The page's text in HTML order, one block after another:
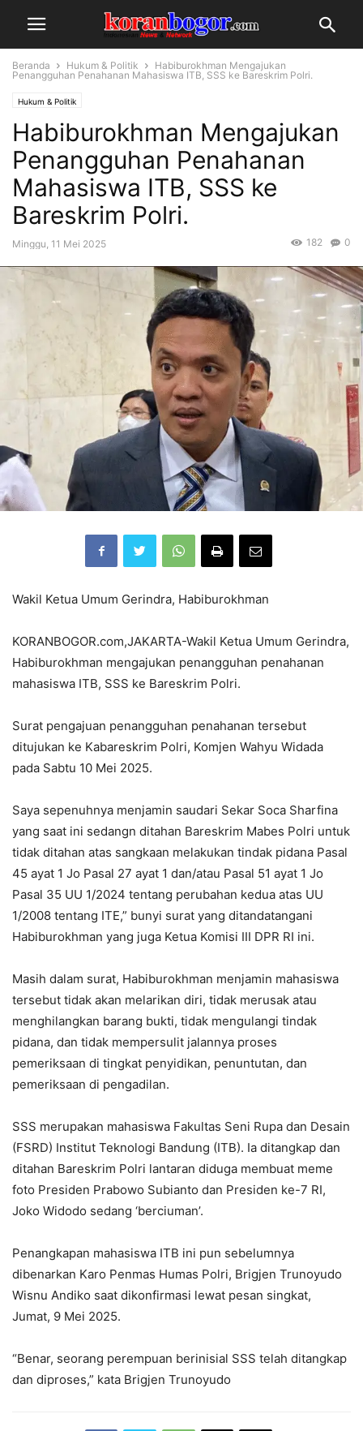
Beranda Hukum & Politik
Habiburokhman Mengajukan
Penangguhan Penahanan Mahasiswa ITB, SSS ke Bareskrim Polri.
Hukum & Politik
Habiburokhman Mengajukan
Penangguhan Penahanan
Mahasiswa ITB, SSS ke
Bareskrim Polri.
Minggu, 11 Mei 2025 0
182
Wakil Ketua Umum Gerindra, Habiburokhman
KORANBOGOR.com,JAKARTA-Wakil Ketua Umum Gerindra,
Habiburokhman mengajukan penangguhan penahanan
mahasiswa ITB, SSS ke Bareskrim Polri.
Surat pengajuan penangguhan penahanan tersebut
ditujukan ke Kabareskrim Polri, Komjen Wahyu Widada
pada Sabtu 10 Mei 2025.
Saya sepenuhnya menjamin saudari Sekar Soca Sharfina
yang saat ini sedangn ditahan Bareskrim Mabes Polri untuk
tidak ditahan atas sangkaan melakukan tindak pidana Pasal
45 ayat 1 Jo Pasal 27 ayat 1 dan/atau Pasal 51 ayat 1 Jo
Pasal 35 UU 1/2024 tentang perubahan kedua atas UU
1/2008 tentang ITE,” bunyi surat yang ditandatangani
Habiburokhman yang juga Ketua Komisi III DPR RI ini.
Masih dalam surat, Habiburokhman menjamin mahasiswa
tersebut tidak akan melarikan diri, tidak merusak atau
menghilangkan barang bukti, tidak mengulangi tindak
pidana, dan tidak mempersulit jalannya proses
pemeriksaan di tingkat penyidikan, penuntutan, dan
pemeriksaan di pengadilan.
SSS merupakan mahasiswa Fakultas Seni Rupa dan Desain
(FSRD) Institut Teknologi Bandung (ITB). Ia ditangkap dan
ditahan Bareskrim Polri lantaran diduga membuat meme
foto Presiden Prabowo Subianto dan Presiden ke-7 RI,
Joko Widodo sedang ‘berciuman’.
Penangkapan mahasiswa ITB ini pun sebelumnya
dibenarkan Karo Penmas Humas Polri, Brigjen Trunoyudo
Wisnu Andiko saat dikonfirmasi lewat pesan singkat,
Jumat, 9 Mei 2025.
“Benar, seorang perempuan berinisial SSS telah ditangkap
dan diproses,” kata Brigjen Trunoyudo